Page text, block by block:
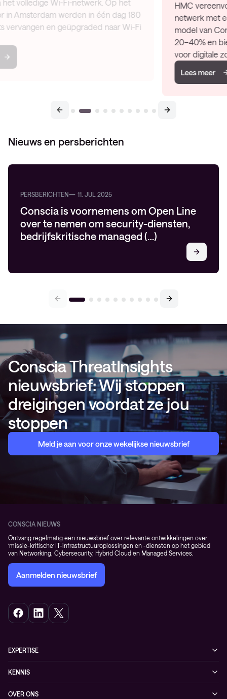
HMC vereenvoudigt en standaardiseert zijn
netwerk met een fabric-architectuur en NIaaS-
model van Conscia. Dit verlaagt de beheerlast met
20–40% en biedt een schaalbare, stabiele basis
PERSBERICHTEN
Conscia is voornemens om Open Line
over te nemen om security-diensten,
Conscia ThreatInsights
nieuwsbrief: Wij stoppen
dreigingen voordat ze jou
stoppen
Meld je aan voor onze wekelijkse nieuwsbrief
CONSCIA NIEUWS
Ontvang regelmatig een nieuwsbrief over relevante ontwikkelingen over
‘missie-kritische’ IT-infrastructuuroplossingen en -diensten op het gebied
van Networking, Cybersecurity, Hybrid Cloud en Managed Services.
Aanmelden nieuwsbrief
EXPERTISE
Networking
KENNIS